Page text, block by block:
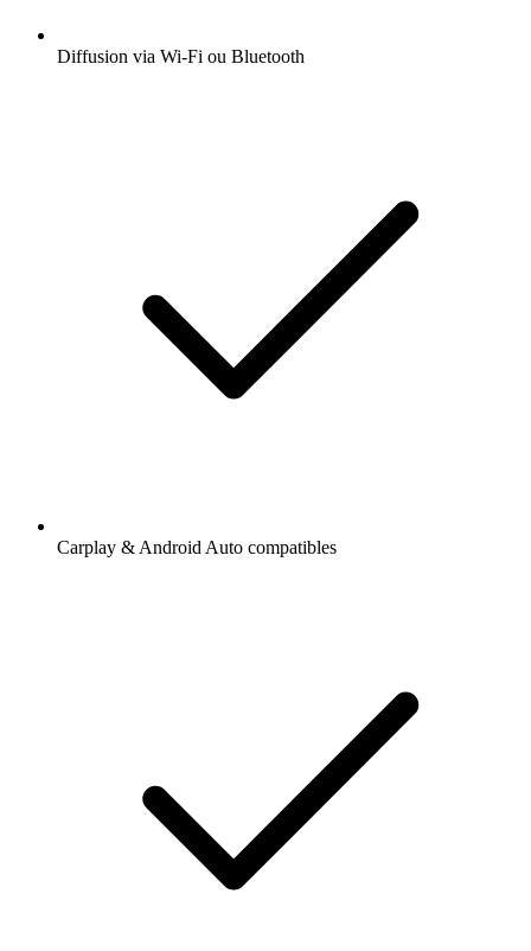
Diffusion via Wi-Fi ou Bluetooth
Carplay & Android Auto compatibles